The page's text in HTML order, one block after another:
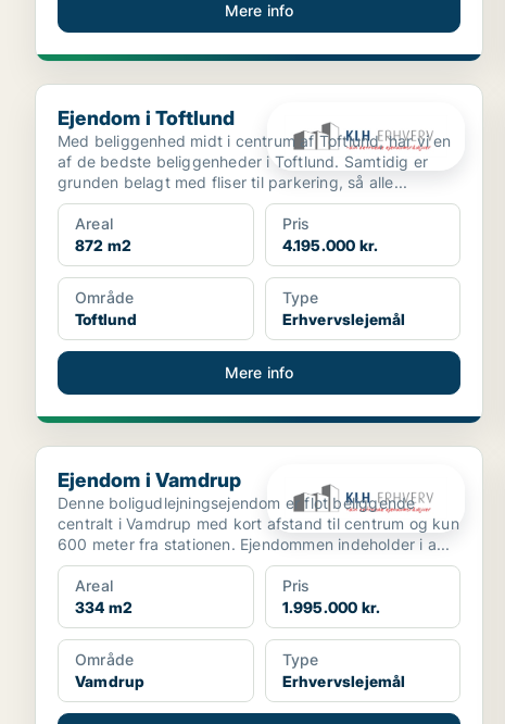
Mere info
Ejendom i Toftlund
Ejendom i Toftlund
Med beliggenhed midt i centrum af Toftlund, har vi en
af de bedste beliggenheder i Toftlund. Samtidig er
grunden belagt med fliser til parkering, så alle...
Areal
872 m2
Pris
4.195.000 kr.
Område
Toftlund
Type
Erhvervslejemål
Mere info
Ejendom i Vamdrup
Ejendom i Vamdrup
Denne boligudlejningsejendom er flot beliggende
centralt i Vamdrup med kort afstand til centrum og kun
600 meter fra stationen. Ejendommen indeholder i a...
Areal
334 m2
Pris
1.995.000 kr.
Område
Vamdrup
Type
Erhvervslejemål